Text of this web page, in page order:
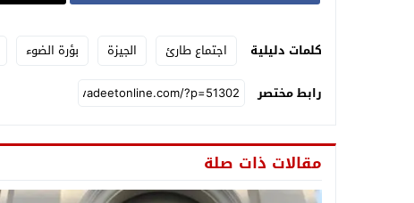
كلمات دليلية اجتماع طارئ الجيزة بؤرة الضوء
رابط مختصر
مقالات ذات صلة